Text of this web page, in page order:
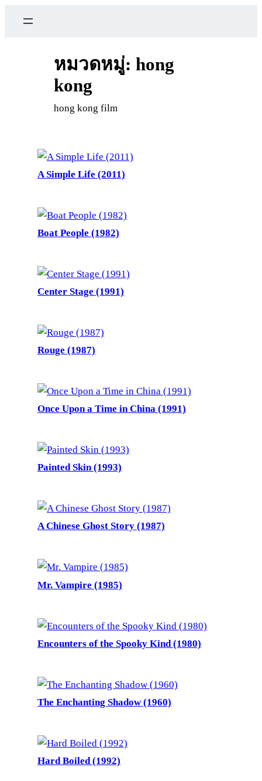
หมวดหมู่: hong
kong
hong kong film
A Simple Life (2011)
Boat People (1982)
Center Stage (1991)
Rouge (1987)
Once Upon a Time in China (1991)
Painted Skin (1993)
A Chinese Ghost Story (1987)
Mr. Vampire (1985)
Encounters of the Spooky Kind (1980)
The Enchanting Shadow (1960)
Hard Boiled (1992)